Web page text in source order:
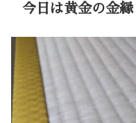
今日は黄金の金